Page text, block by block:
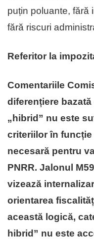
puțin poluante, fără
fără riscuri
Referitor la
Comentariile
diferențiere
„hibrid” nu este
criteriilor în funcție
necesară pentru
PNRR. Jalonul
vizează
orientarea
această logică,
hibrid” nu este